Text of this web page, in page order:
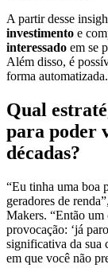
A partir desse
investimento e
interessado em se
Além disso, é
forma automatizada.
Qual
para poder
décadas?
“Eu tinha uma boa
geradores de
Makers. “Então um
provocação: ‘já
significativa da sua
em que você não